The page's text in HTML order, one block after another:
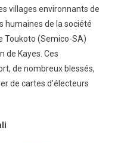
villages environnants de
humaines de la société
Toukoto (Semico-SA)
de Kayes. Ces
de nombreux blessés,
de cartes d’électeurs